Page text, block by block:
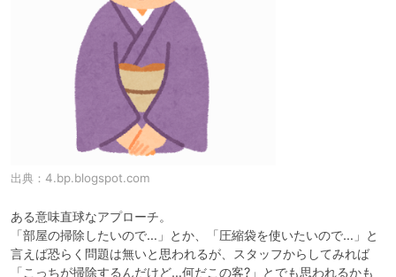
出典： 4.bp.blogspot.com
ある意味直球なアプローチ。
「部屋の掃除したいので…」とか、「圧縮袋を使いたいので…」と
言えば恐らく問題は無いと思われるが、スタッフからしてみれば
「こっちが掃除するんだけど…何だこの客?」とでも思われるかも